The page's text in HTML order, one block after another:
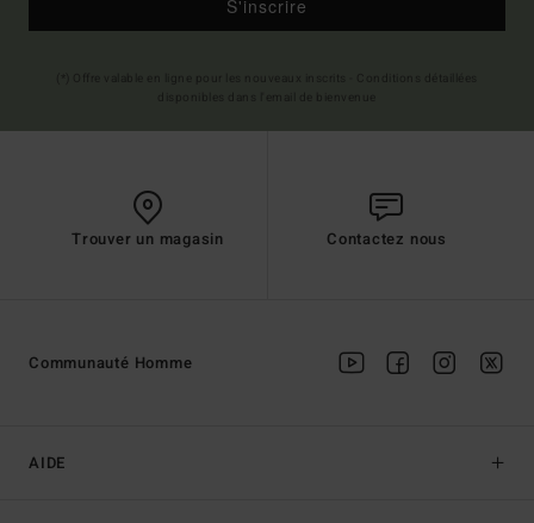
S'inscrire
Trouver un magasin Contactez nous
AIDE
Communauté Homme